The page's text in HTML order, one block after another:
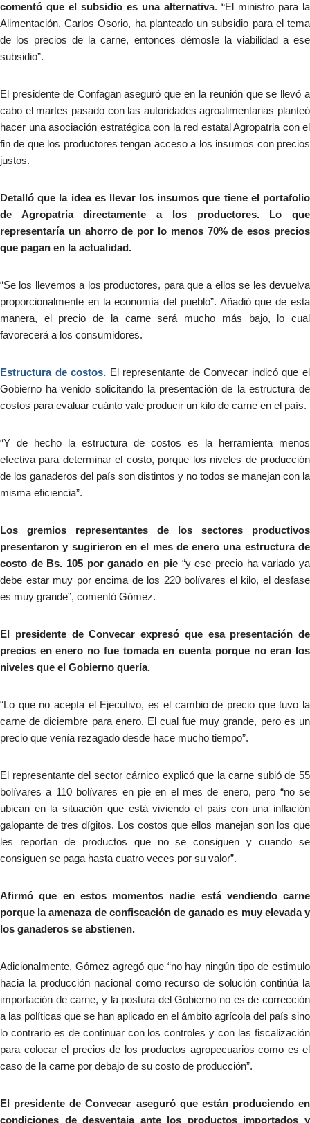
comentó que el subsidio es una alternativa. “El ministro para la
Alimentación, Carlos Osorio, ha planteado un subsidio para el tema
de los precios de la carne, entonces démosle la viabilidad a ese
subsidio”.
El presidente de Confagan aseguró que en la reunión que se llevó a
cabo el martes pasado con las autoridades agroalimentarias planteó
hacer una asociación estratégica con la red estatal Agropatria con el
fin de que los productores tengan acceso a los insumos con precios
justos.
Detalló que la idea es llevar los insumos que tiene el portafolio
de Agropatria directamente a los productores. Lo que
representaría un ahorro de por lo menos 70% de esos precios
que pagan en la actualidad.
“Se los llevemos a los productores, para que a ellos se les devuelva
proporcionalmente en la economía del pueblo”. Añadió que de esta
manera, el precio de la carne será mucho más bajo, lo cual
favorecerá a los consumidores.
Estructura de costos. El representante de Convecar indicó que el
Gobierno ha venido solicitando la presentación de la estructura de
costos para evaluar cuánto vale producir un kilo de carne en el país.
“Y de hecho la estructura de costos es la herramienta menos
efectiva para determinar el costo, porque los niveles de producción
de los ganaderos del país son distintos y no todos se manejan con la
misma eficiencia”.
Los gremios representantes de los sectores productivos
presentaron y sugirieron en el mes de enero una estructura de
costo de Bs. 105 por ganado en pie“y ese precio ha variado ya
debe estar muy por encima de los 220 bolívares el kilo, el desfase
es muy grande”, comentó Gómez.
El presidente de Convecar expresó que esa presentación de
precios en enero no fue tomada en cuenta porque no eran los
niveles que el Gobierno quería.
“Lo que no acepta el Ejecutivo, es el cambio de precio que tuvo la
carne de diciembre para enero. El cual fue muy grande, pero es un
precio que venía rezagado desde hace mucho tiempo”.
El representante del sector cárnico explicó que la carne subió de 55
bolívares a 110 bolívares en pie en el mes de enero, pero “no se
ubican en la situación que está viviendo el país con una inflación
galopante de tres dígitos. Los costos que ellos manejan son los que
les reportan de productos que no se consiguen y cuando se
consiguen se paga hasta cuatro veces por su valor”.
Afirmó que en estos momentos nadie está vendiendo carne
porque la amenaza de confiscación de ganado es muy elevada y
los ganaderos se abstienen.
Adicionalmente, Gómez agregó que “no hay ningún tipo de estimulo
hacia la producción nacional como recurso de solución continúa la
importación de carne, y la postura del Gobierno no es de corrección
a las políticas que se han aplicado en el ámbito agrícola del país sino
lo contrario es de continuar con los controles y con las fiscalización
para colocar el precios de los productos agropecuarios como es el
caso de la carne por debajo de su costo de producción”.
El presidente de Convecar aseguró que están produciendo en
condiciones de desventaja ante los productos importados y